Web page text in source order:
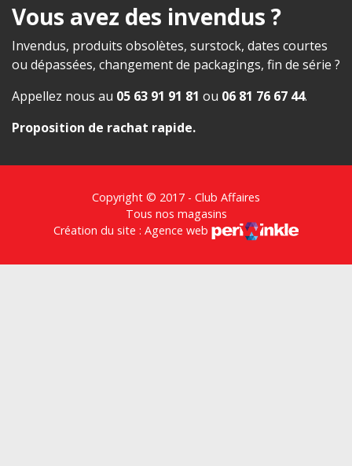
Vous avez des invendus ?
Invendus, produits obsolètes, surstock, dates courtes
ou dépassées, changement de packagings, fin de série ?
Appellez nous au 05 63 91 91 81 ou 06 81 76 67 44.
Proposition de rachat rapide.
Copyright © 2017 - Club Affaires
Tous nos magasins
Création du site : Agence web